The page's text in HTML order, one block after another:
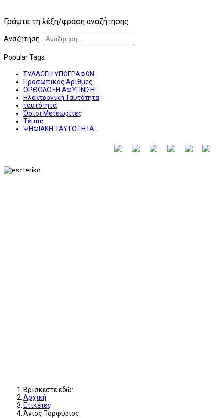
Γράψτε τη λέξη/φράση αναζήτησης
Αναζήτηση...
Popular Tags
ΣΥΛΛΟΓΗ ΥΠΟΓΡΑΦΩΝ
Προσωπικος Αριθμος
ΟΡΘΟΔΟΞΗ ΑΦΥΠΝΙΣΗ
Ηλεκτρονική Ταυτότητα
ταυτότητα
Όσιοι Μετεωρίτες
Τέμπη
ΨΗΦΙΑΚΗ ΤΑΥΤΟΤΗΤΑ
Βρίσκεστε εδώ:
Αρχική
Ετικέτες
Άγιος Πορφύριος